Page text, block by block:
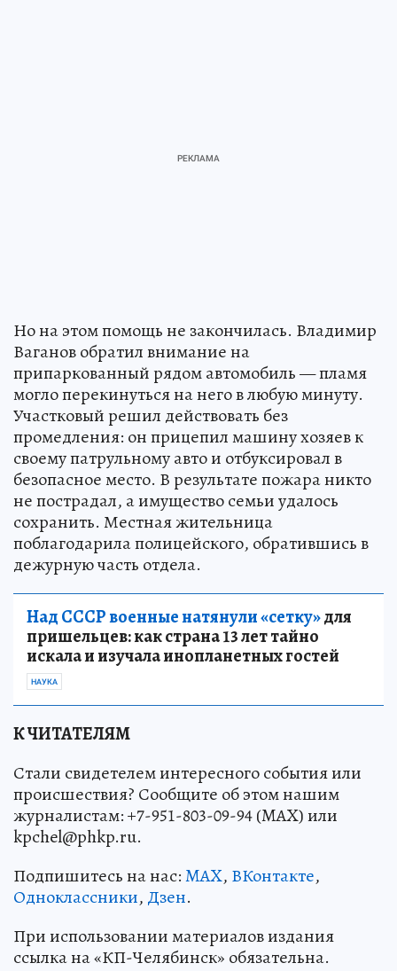
Но на этом помощь не закончилась. Владимир
Ваганов обратил внимание на
припаркованный рядом автомобиль — пламя
могло перекинуться на него в любую минуту.
Участковый решил действовать без
промедления: он прицепил машину хозяев к
своему патрульному авто и отбуксировал в
безопасное место. В результате пожара никто
не пострадал, а имущество семьи удалось
сохранить. Местная жительница
поблагодарила полицейского, обратившись в
дежурную часть отдела.
Над СССР военные натянули «сетку»для
пришельцев: как страна 13 лет тайно
искала и изучала инопланетных гостей
НАУКА
К ЧИТАТЕЛЯМ
Стали свидетелем интересного события или
происшествия? Сообщите об этом нашим
журналистам: +7-951-803-09-94 (MAX) или
kpchel@phkp.ru.
Подпишитесь на нас:MAX, ВКонтакте,
Одноклассники, Дзен.
При использовании материалов издания
ссылка на «КП-Челябинск» обязательна.